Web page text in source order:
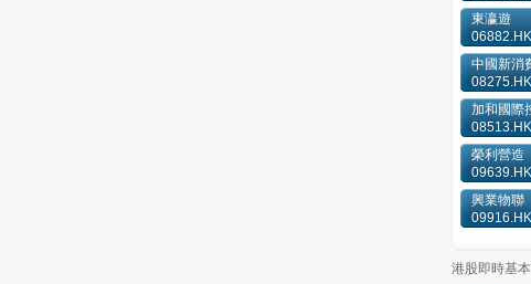
東瀛遊
06882.HK
中國新消
08275.HK
加和國際
08513.HK
榮利營造
09639.HK
興業物聯
09916.HK
港股即時基